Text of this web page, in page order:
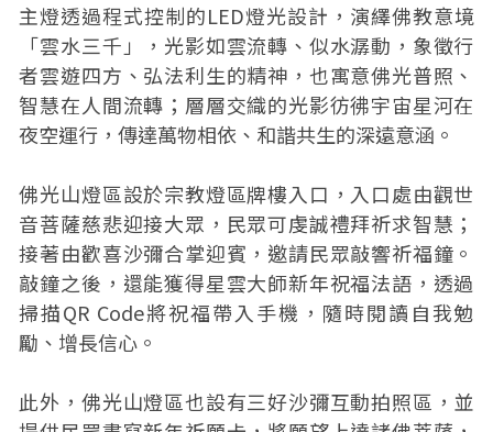
主燈透過程式控制的LED燈光設計，演繹佛教意境
「雲水三千」，光影如雲流轉、似水潺動，象徵行
者雲遊四方、弘法利生的精神，也寓意佛光普照、
智慧在人間流轉；層層交織的光影彷彿宇宙星河在
夜空運行，傳達萬物相依、和諧共生的深遠意涵。
佛光山燈區設於宗教燈區牌樓入口，入口處由觀世
音菩薩慈悲迎接大眾，民眾可虔誠禮拜祈求智慧；
接著由歡喜沙彌合掌迎賓，邀請民眾敲響祈福鐘。
敲鐘之後，還能獲得星雲大師新年祝福法語，透過
掃描QR Code將祝福帶入手機，隨時閱讀自我勉
勵、增長信心。
此外，佛光山燈區也設有三好沙彌互動拍照區，並